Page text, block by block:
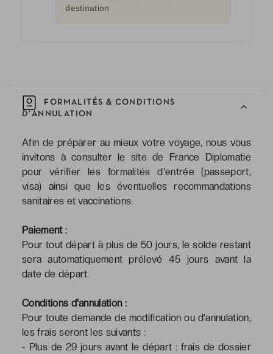
destination
FORMALITÉS & CONDITIONS
D'ANNULATION
Afin de préparer au mieux votre voyage, nous vous
invitons à consulter le site de France Diplomatie
pour vérifier les formalités d'entrée (passeport,
visa) ainsi que les éventuelles recommandations
sanitaires et vaccinations.
Paiement :
Pour tout départ à plus de 50 jours, le solde restant
sera automatiquement prélevé 45 jours avant la
date de départ.
Conditions d'annulation :
Pour toute demande de modification ou d'annulation,
les frais seront les suivants :
- Plus de 29 jours avant le départ : frais de dossier